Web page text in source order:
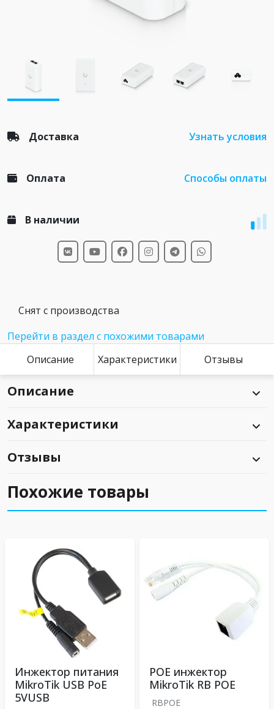
Доставка Узнать условия
Оплата Способы оплаты
В наличии
Снят с производства
Перейти в раздел с похожими товарами
Описание
Характеристики Отзывы
Описание
Характеристики
Отзывы
Похожие товары
Инжектор питания
MikroTik USB PoE
5VUSB
POE инжектор
MikroTik RB POE
RBPOE